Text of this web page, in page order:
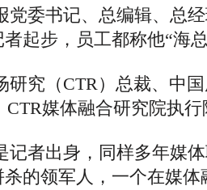
党委书记、总编辑、总
起步，员工都称他“海
研究（CTR）总裁、中
CTR媒体融合研究院执
记者出身，同样多年媒
的领军人，一个在媒